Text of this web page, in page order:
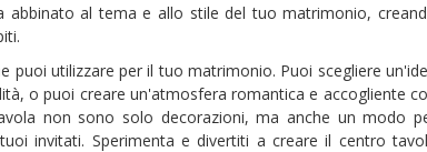
al tema e allo stile del tuo matrimonio,
puoi utilizzare per il tuo matrimonio. Puoi scegliere
o puoi creare un'atmosfera romantica e accogliente
non sono solo decorazioni, ma anche un modo
invitati. Sperimenta e divertiti a creare il centro